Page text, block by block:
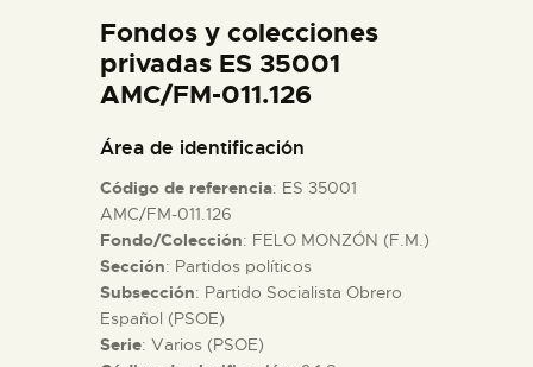
ESPAÑOL
ACTIVIDADES
█
EL MUSEO
Fondos y colecciones
privadas ES 35001
AMC/FM-011.126
Área de identificación
Código de referencia: ES 35001
AMC/FM-011.126
Fondo/Colección: FELO MONZÓN (F.M.)
Sección: Partidos políticos
Subsección: Partido Socialista Obrero
Español (PSOE)
Serie: Varios (PSOE)